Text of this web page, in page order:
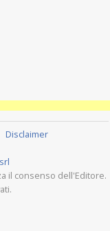
Disclaimer
il consenso dell'Editore.